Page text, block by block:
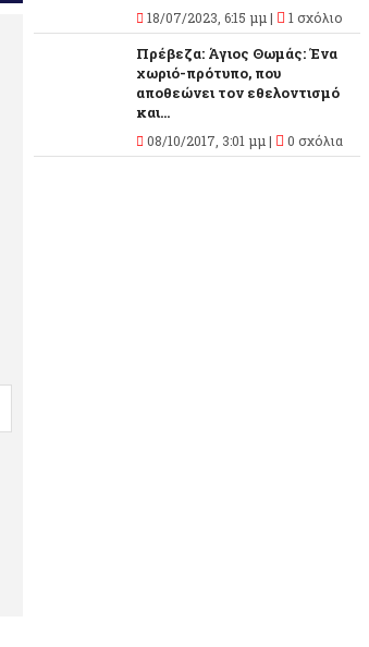
18/07/2023, 6:15 μμ | 1 σχόλιο
Πρέβεζα: Άγιος Θωμάς: Ένα
χωριό-πρότυπο, που
αποθεώνει τον εθελοντισμό
και...
08/10/2017, 3:01 μμ | 0 σχόλια